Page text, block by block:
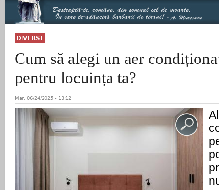
DIVERSE
Cum să alegi un aer
pentru locuința ta?
Mar, 06/24/2025 - 13:12